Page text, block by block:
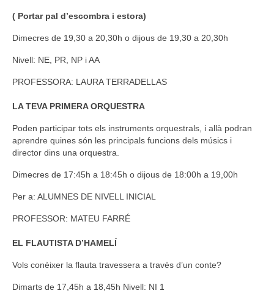
( Portar pal d’escombra i estora)
Dimecres de 19,30 a 20,30h o dijous de 19,30 a 20,30h
Nivell: NE, PR, NP i AA
PROFESSORA: LAURA TERRADELLAS
LA TEVA PRIMERA ORQUESTRA
Poden participar tots els instruments orquestrals, i allà podran
aprendre quines són les principals funcions dels músics i
director dins una orquestra.
Dimecres de 17:45h a 18:45h o dijous de 18:00h a 19,00h
Per a: ALUMNES DE NIVELL INICIAL
PROFESSOR: MATEU FARRÉ
EL FLAUTISTA D’HAMELÍ
Vols conèixer la flauta travessera a través d’un conte?
Dimarts de 17,45h a 18,45h Nivell: NI 1